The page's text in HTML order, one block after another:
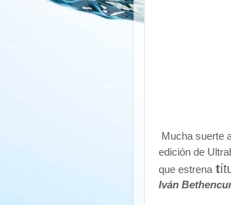
Mucha suerte
edición de
que estrenat
Iván